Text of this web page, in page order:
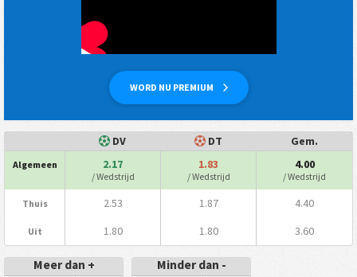
WORD NU PREMIUM
DV DT Gem.
Algemeen 2.17
/ Wedstrijd
1.83
/ Wedstrijd
4.00
/ Wedstrijd
Thuis 2.53 1.87 4.40
Uit 1.80 1.80 3.60
Meer dan + Minder dan -